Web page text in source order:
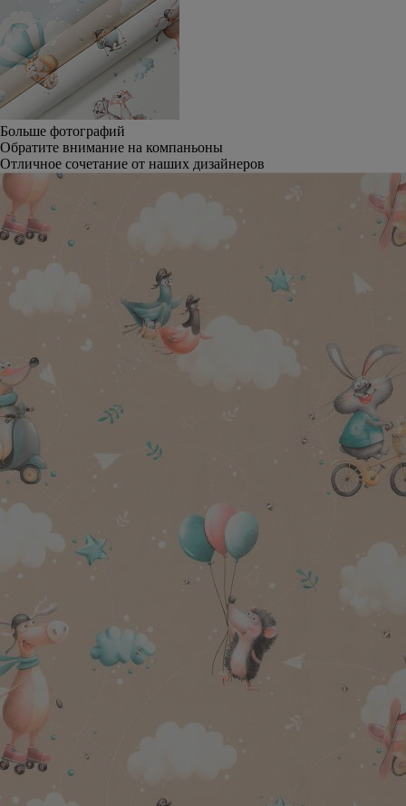
Больше фотографий
Обратите внимание на компаньоны
Отличное сочетание от наших дизайнеров